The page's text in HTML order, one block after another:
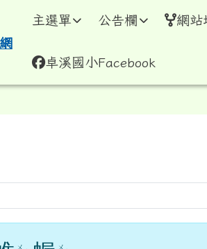
幼兒園全球資
主選單 公告欄 網站
卓溪國小Facebook
ㄨ
ㄨ